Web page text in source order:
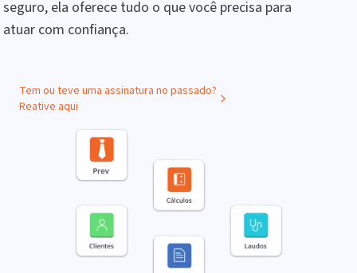
seguro, ela oferece tudo o que você precisa para
atuar com confiança.
Tem ou teve uma assinatura no passado?
Reative aqui